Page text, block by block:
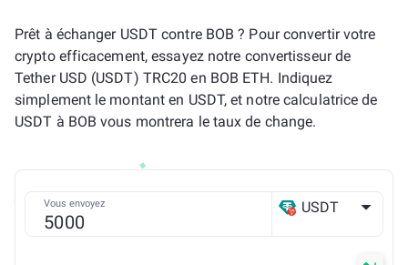
Prêt à échanger USDT contre BOB ? Pour convertir votre
crypto efficacement, essayez notre convertisseur de
Tether USD (USDT) TRC20 en BOB ETH. Indiquez
simplement le montant en USDT, et notre calculatrice de
USDT à BOB vous montrera le taux de change.
Vous envoyez USDT